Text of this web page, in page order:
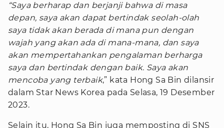
“Saya berharap dan berjanji bahwa di masa
depan, saya akan dapat bertindak seolah-olah
saya tidak akan berada di mana pun dengan
wajah yang akan ada di mana-mana, dan saya
akan mempertahankan pengalaman berharga
saya dan bertindak dengan baik. Saya akan
mencoba yang terbaik,” kata Hong Sa Bin dilansir
dalam Star News Korea pada Selasa, 19 Desember
2023.
Selain itu, Hong Sa Bin juga memposting di SNS